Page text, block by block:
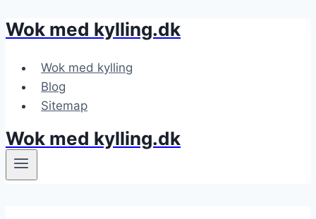
Fortsæt
indhold
Wok med kylling.dk
Wok med kylling
Blog
Sitemap
Wok med kylling.dk